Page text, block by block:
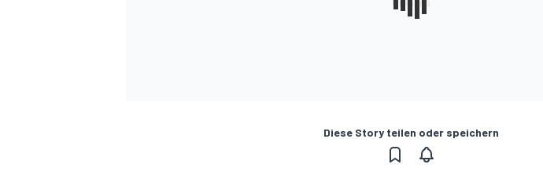
Diese Story teilen oder speichern